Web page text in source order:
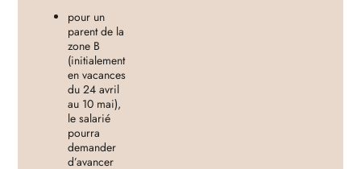
pour un
parent de la
zone B
(initialement
en vacances
du 24 avril
au 10 mai),
le salarié
pourra
demander
d’avancer